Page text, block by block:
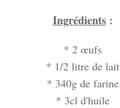
Ingrédients:
* 2 œufs
* 1/2 litre de lait
* 340g de farine
* 3cl d'huile